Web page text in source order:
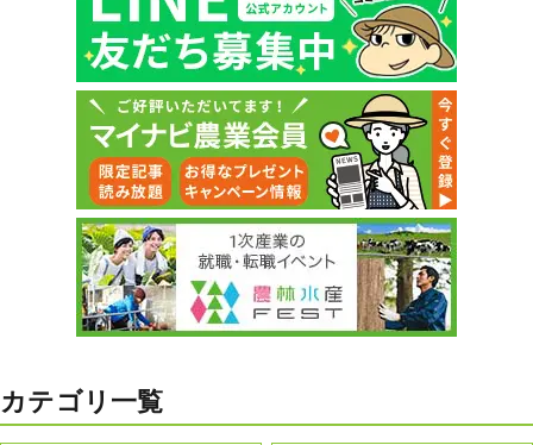
カテゴリ一覧